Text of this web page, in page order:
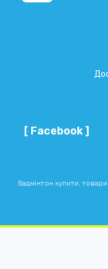
[ Facebook ]
Бадмінтон купити,